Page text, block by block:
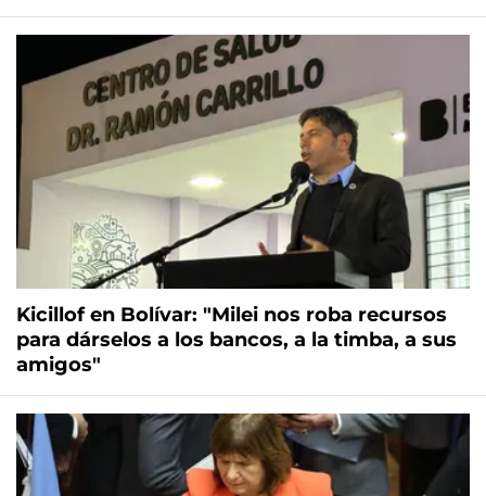
Kicillof en Bolívar: "Milei nos roba recursos
para dárselos a los bancos, a la timba, a sus
amigos"